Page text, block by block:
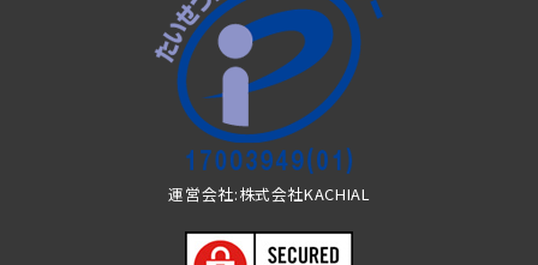
運営会社:株式会社KACHIAL